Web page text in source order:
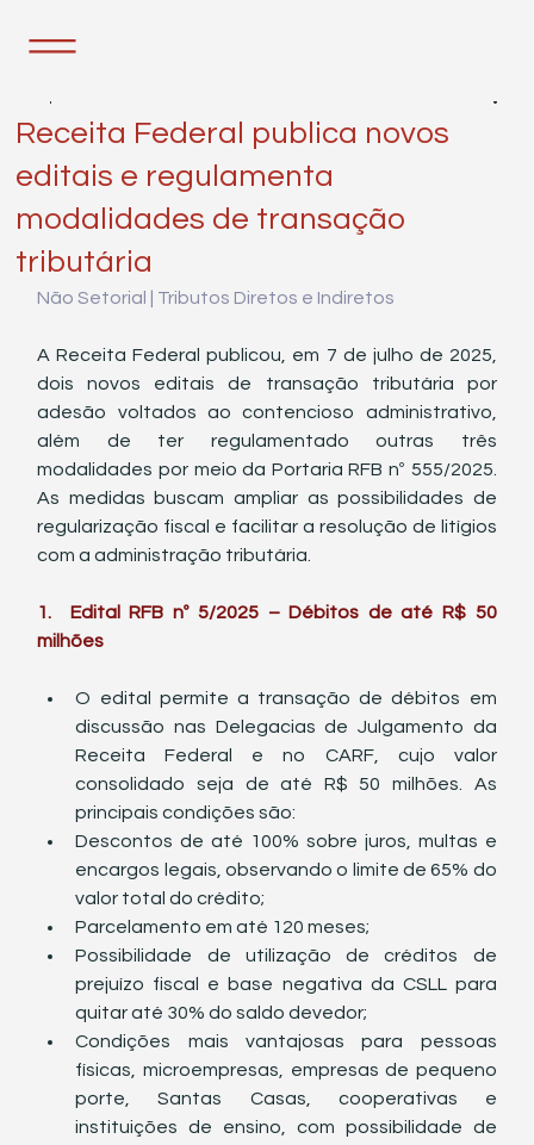
Receita Federal publica novos
editais e regulamenta
modalidades de transação
tributária
Não Setorial | Tributos Diretos e Indiretos
A Receita Federal publicou, em 7 de julho de 2025,
dois novos editais de transação tributária por
adesão voltados ao contencioso administrativo,
além de ter regulamentado outras três
modalidades por meio da Portaria RFB nº 555/2025.
As medidas buscam ampliar as possibilidades de
regularização fiscal e facilitar a resolução de litígios
com a administração tributária.
1.  Edital RFB nº 5/2025 – Débitos de até R$ 50
milhões
O edital permite a transação de débitos em
discussão nas Delegacias de Julgamento da
Receita Federal e no CARF, cujo valor
consolidado seja de até R$ 50 milhões. As
principais condições são:
Descontos de até 100% sobre juros, multas e
encargos legais, observando o limite de 65% do
valor total do crédito;
Parcelamento em até 120 meses;
Possibilidade de utilização de créditos de
prejuízo fiscal e base negativa da CSLL para
quitar até 30% do saldo devedor;
Condições mais vantajosas para pessoas
físicas, microempresas, empresas de pequeno
porte, Santas Casas, cooperativas e
instituições de ensino, com possibilidade de